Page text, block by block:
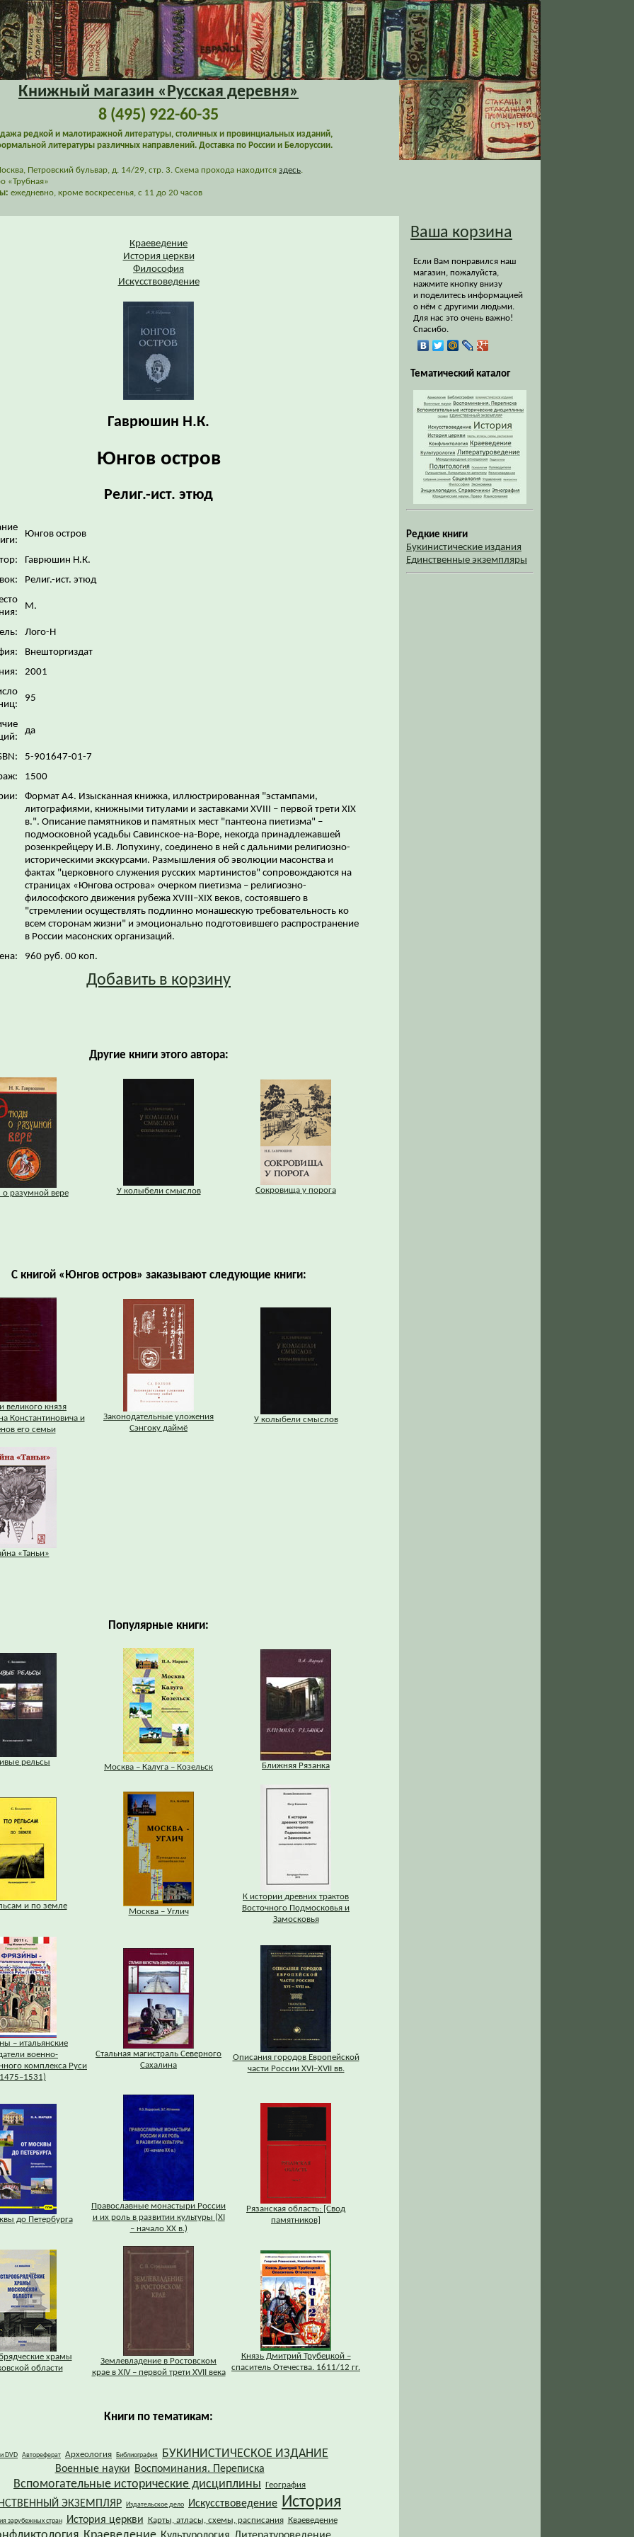
Книжный магазин «Русская деревня»
8 (495) 922-60-35
редкой и малотиражной литературы, столичных и провинциальных изданий,
литературы различных направлений. Доставка по России и Белоруссии.
Петровский бульвар, д. 14/29, стр. 3. Схема прохода находится здесь.
«Трубная»
ежедневно, кроме воскресенья, с 11 до 20 часов
Краеведение
История церкви
Философия
Искусствоведение
Гаврюшин Н.К.
Юнгов остров
Религ.-ист. этюд
Юнгов остров
Гаврюшин Н.К.
Религ.-ист. этюд
М.
Лого-Н
Внешторгиздат
2001
95
да
5-901647-01-7
1500
Формат А4. Изысканная книжка, иллюстрированная "эстампами,
литографиями, книжными титулами и заставками XVIII – первой трети XIX
в.". Описание памятников и памятных мест "пантеона пиетизма" –
подмосковной усадьбы Савинское-на-Воре, некогда принадлежавшей
розенкрейцеру И.В. Лопухину, соединено в ней с дальними религиозно-
историческими экскурсами. Размышления об эволюции масонства и
фактах "церковного служения русских мартинистов" сопровождаются на
страницах «Юнгова острова» очерком пиетизма – религиозно-
философского движения рубежа XVIII–XIX веков, состоявшего в
"стремлении осуществлять подлинно монашескую требовательность ко
всем сторонам жизни" и эмоционально подготовившего распространение
в России масонских организаций.
960 руб. 00 коп.
Добавить в корзину
Другие книги этого автора:
разумной вере У колыбели смыслов Сокровища у порога
С книгой «Юнгов остров» заказывают следующие книги:
великого князя
Константиновича и
его семьи
Законодательные уложения
Сэнгоку даймё
У колыбели смыслов
«Таньи»
Популярные книги:
рельсы
Москва – Калуга – Козельск Ближняя Рязанка
и по земле
Москва – Углич
К истории древних трактов
Восточного Подмосковья и
Замосковья
– итальянские
военно-
комплекса Руси
Стальная магистраль Северного
Сахалина
Описания городов Европейской
части России XVI–XVII вв.
до Петербурга
Православные монастыри России
и их роль в развитии культуры (XI
– начало XX в.)
Рязанская область: [Свод
памятников]
храмы
области
Землевладение в Ростовском
крае в XIV – первой трети XVII века
Князь Дмитрий Трубецкой –
спаситель Отечества. 1611/12 гг.
Книги по тематикам:
DVD Автореферат Археология Библиография БУКИНИСТИЧЕСКОЕ ИЗДАНИЕ
Военные науки Воспоминания. Переписка
Вспомогательные исторические дисциплины География
ЭКЗЕМПЛЯР Издательское дело Искусствоведение История
зарубежных стран История церкви Карты, атласы, схемы, расписания Кваеведение
Ваша корзина
Если Вам понравился наш
магазин, пожалуйста,
нажмите кнопку внизу
и поделитесь информацией
о нём с другими людьми.
Для нас это очень важно!
Спасибо.
Тематический каталог
Редкие книги
Букинистические издания
Единственные экземпляры